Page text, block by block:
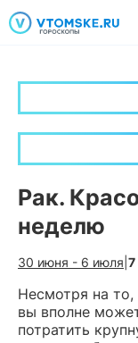
Рак.
неделю
30 июня - 6 июля
Несмотря на
вы вполне
потратить